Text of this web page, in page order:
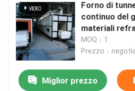
Casa
Forno di
continuo del
materiali
MOQ：1
Prezzo：
Miglior prezzo